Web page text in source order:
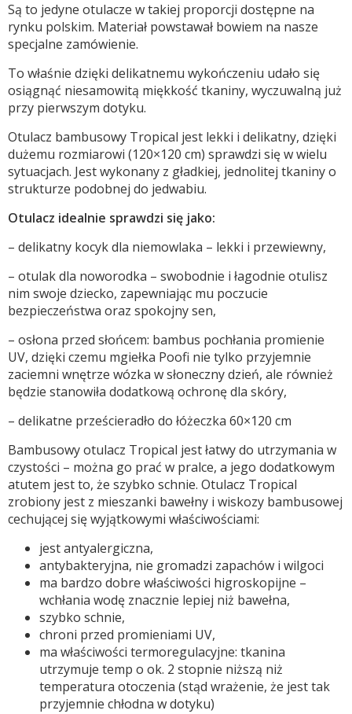
Są to jedyne otulacze w takiej proporcji dostępne na
rynku polskim. Materiał powstawał bowiem na nasze
specjalne zamówienie.
To właśnie dzięki delikatnemu wykończeniu udało się
osiągnąć niesamowitą miękkość tkaniny, wyczuwalną już
przy pierwszym dotyku.
Otulacz bambusowy Tropical jest lekki i delikatny, dzięki
dużemu rozmiarowi (120×120 cm) sprawdzi się w wielu
sytuacjach. Jest wykonany z gładkiej, jednolitej tkaniny o
strukturze podobnej do jedwabiu.
Otulacz idealnie sprawdzi się jako:
– delikatny kocyk dla niemowlaka – lekki i przewiewny,
– otulak dla noworodka – swobodnie i łagodnie otulisz
nim swoje dziecko, zapewniając mu poczucie
bezpieczeństwa oraz spokojny sen,
– osłona przed słońcem: bambus pochłania promienie
UV, dzięki czemu mgiełka Poofi nie tylko przyjemnie
zaciemni wnętrze wózka w słoneczny dzień, ale również
będzie stanowiła dodatkową ochronę dla skóry,
– delikatne prześcieradło do łóżeczka 60×120 cm
Bambusowy otulacz Tropical jest łatwy do utrzymania w
czystości – można go prać w pralce, a jego dodatkowym
atutem jest to, że szybko schnie. Otulacz Tropical
zrobiony jest z mieszanki bawełny i wiskozy bambusowej
cechującej się wyjątkowymi właściwościami:
jest antyalergiczna,
antybakteryjna, nie gromadzi zapachów i wilgoci
ma bardzo dobre właściwości higroskopijne –
wchłania wodę znacznie lepiej niż bawełna,
szybko schnie,
chroni przed promieniami UV,
ma właściwości termoregulacyjne: tkanina
utrzymuje temp o ok. 2 stopnie niższą niż
temperatura otoczenia (stąd wrażenie, że jest tak
przyjemnie chłodna w dotyku)